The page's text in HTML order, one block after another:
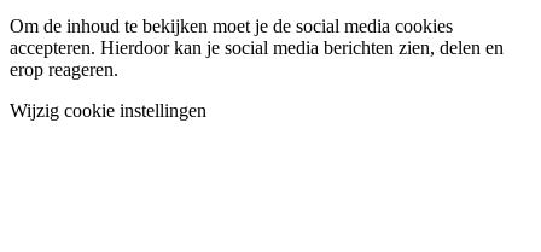
Om de inhoud te bekijken moet je de social media cookies
accepteren. Hierdoor kan je social media berichten zien, delen en
erop reageren.
Wijzig cookie instellingen